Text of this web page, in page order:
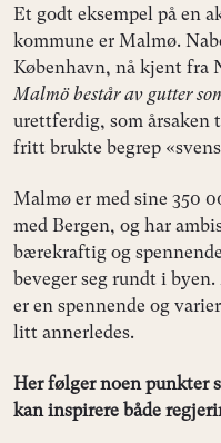
Et godt eksempel på en
kommune er Malmø.
København, nå kjent fra
Malmö består av gutter
urettferdig, som årsaken
fritt brukte begrep
Malmø er med sine 350
med Bergen, og har
bærekraftig og
beveger seg rundt i
er en spennende og
litt annerledes.
Her følger noen punkter
kan inspirere både